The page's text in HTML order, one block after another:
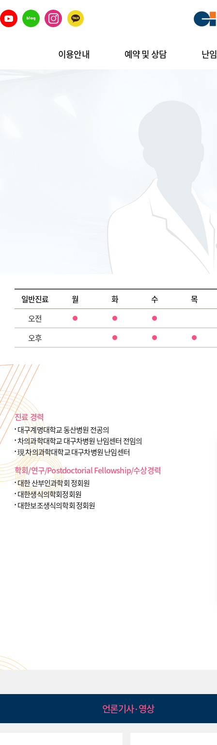
이용안내 예약 및 상담 난
일반진료 월 화 수
목
오전
오후
진료 경력
대구계명대학교 동산병원 전공의
차의과학대학교 대구차병원 난임센터 전임의
現 차의과학대학교 대구차병원 난임센터
학회/연구/Postdoctorial Fellowship/수상경력
대한 산부인과학회 정회원
대한생식의학회정회원
대한보조생식의학회 정회원
언론기사·영상